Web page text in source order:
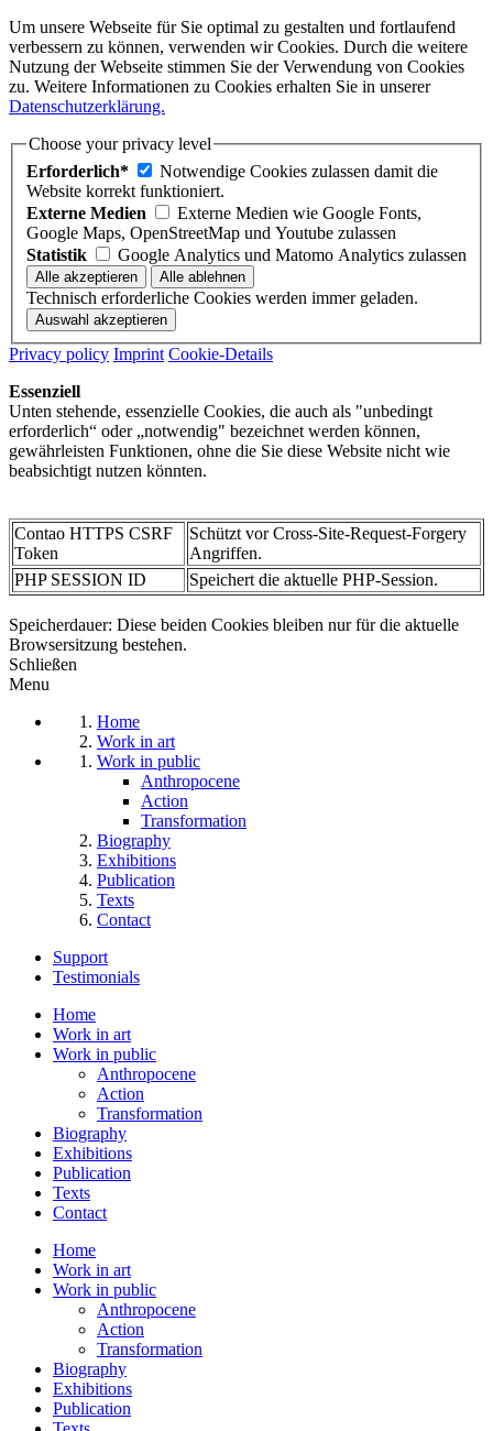
Um unsere Webseite für Sie optimal zu gestalten und fortlaufend
verbessern zu können, verwenden wir Cookies. Durch die weitere
Nutzung der Webseite stimmen Sie der Verwendung von Cookies
zu. Weitere Informationen zu Cookies erhalten Sie in unserer
Datenschutzerklärung.
Choose your privacy level
Erforderlich*
Notwendige Cookies zulassen damit die
Website korrekt funktioniert.
Externe Medien
Externe Medien wie Google Fonts,
Google Maps, OpenStreetMap und Youtube zulassen
Statistik
Google Analytics und Matomo Analytics zulassen
Technisch erforderliche Cookies werden immer geladen.
Privacy policy Imprint Cookie-Details
Essenziell
Unten stehende, essenzielle Cookies, die auch als "unbedingt
erforderlich“ oder „notwendig" bezeichnet werden können,
gewährleisten Funktionen, ohne die Sie diese Website nicht wie
beabsichtigt nutzen könnten.
Contao HTTPS CSRF
Token
Schützt vor Cross-Site-Request-Forgery
Angriffen.
PHP SESSION ID
Speichert die aktuelle PHP-Session.
Speicherdauer: Diese beiden Cookies bleiben nur für die aktuelle
Browsersitzung bestehen.
Schließen
Menu
Home
Work in art
Work in public
Anthropocene
Action
Transformation
Biography
Exhibitions
Publication
Texts
Contact
Support
Testimonials
Home
Work in art
Work in public
Anthropocene
Action
Transformation
Biography
Exhibitions
Publication
Texts
Contact
Home
Work in art
Work in public
Anthropocene
Action
Transformation
Biography
Exhibitions
Publication